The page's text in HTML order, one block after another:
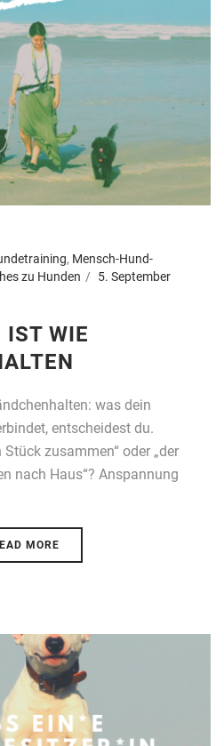
, Mensch-Hund-
zu Hunden
5. September
IST WIE
was dein
entscheidest du.
zusammen“ oder „der
nach Haus“? Anspannung
MORE